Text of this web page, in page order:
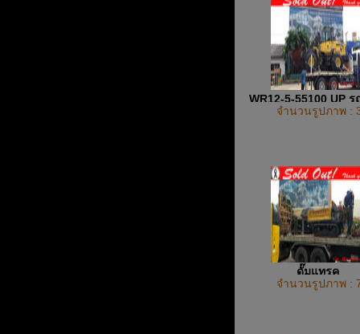
WR12-5-55100 UP ร
ยาง
จำนวนรูปภาพ :
ดั๊มแทรค
จำนวนรูปภาพ :